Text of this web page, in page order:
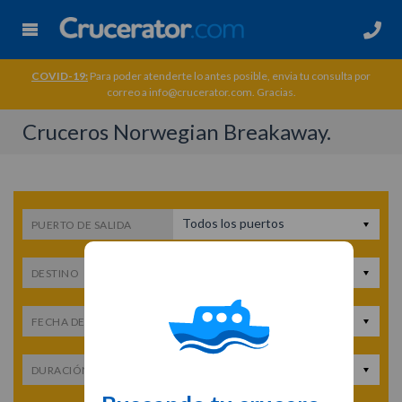
COVID-19: Para poder atenderte lo antes posible, envia tu consulta por
correo a info@crucerator.com. Gracias.
Cruceros Norwegian Breakaway.
PUERTO DE SALIDA Todos los puertos
DESTINO
FECHA DE SALIDA Fecha de salida
DURACIÓN